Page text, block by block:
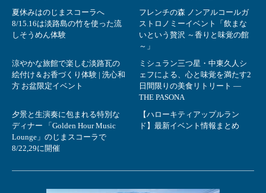
夏休みはのじまスコーラへ
8/15.16は淡路島の竹を使った流
しそうめん体験
フレンチの森 ノンアルコールガ
ストロノミーイベント「飲まな
いという贅沢 ～香りと味覚の館
～」
涼やかな旅館で楽しむ淡路瓦の
絵付け＆お香づくり体験 | 洗心和
方 お盆限定イベント
ミシュラン三つ星・中東久人シ
ェフによる、心と味覚を満たす2
日間限りの美食リトリート ―
THE PASONA
夕景と生演奏に包まれる特別な
ディナー 「Golden Hour Music
Lounge」のじまスコーラで
8/22,29に開催
【ハローキティアップルラン
ド】最新イベント情報まとめ